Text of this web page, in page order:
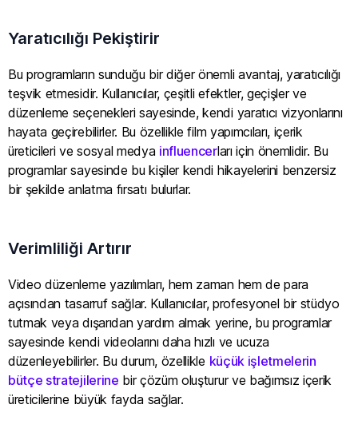
Yaratıcılığı Pekiştirir
Bu programların sunduğu bir diğer önemli avantaj, yaratıcılığı
teşvik etmesidir. Kullanıcılar, çeşitli efektler, geçişler ve
düzenleme seçenekleri sayesinde, kendi yaratıcı vizyonlarını
hayata geçirebilirler. Bu özellikle film yapımcıları, içerik
üreticileri ve sosyal medya influencerları için önemlidir. Bu
programlar sayesinde bu kişiler kendi hikayelerini benzersiz
bir şekilde anlatma fırsatı bulurlar.
Verimliliği Artırır
Video düzenleme yazılımları, hem zaman hem de para
açısından tasarruf sağlar. Kullanıcılar, profesyonel bir stüdyo
tutmak veya dışarıdan yardım almak yerine, bu programlar
sayesinde kendi videolarını daha hızlı ve ucuza
düzenleyebilirler. Bu durum, özellikle küçük işletmelerin
bütçe stratejilerine bir çözüm oluşturur ve bağımsız içerik
üreticilerine büyük fayda sağlar.